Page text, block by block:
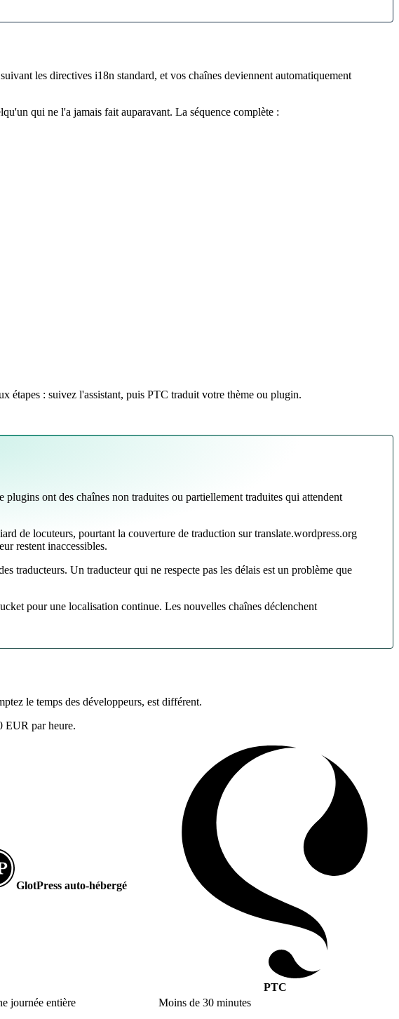
les directives i18n standard, et vos chaînes deviennent automatiquement
qui ne l'a jamais fait auparavant. La séquence complète :
étapes : suivez l'assistant, puis PTC traduit votre thème ou plugin.
plugins ont des chaînes non traduites ou partiellement traduites qui attendent
de locuteurs, pourtant la couverture de traduction sur translate.wordpress.org
restent inaccessibles.
traducteurs. Un traducteur qui ne respecte pas les délais est un problème que
pour une localisation continue. Les nouvelles chaînes déclenchent
le temps des développeurs, est différent.
EUR par heure.
GlotPress auto-hébergé
PTC
journée entière
Moins de 30 minutes